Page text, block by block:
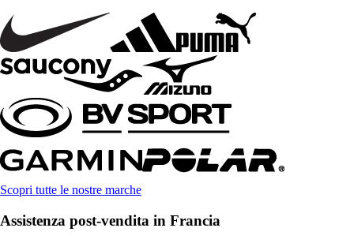
Scopri tutte le nostre marche
Assistenza post-vendita in Francia